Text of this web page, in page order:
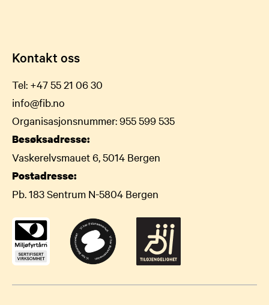
Kontakt oss
Tel: +47 55 21 06 30
info@fib.no
Organisasjonsnummer: 955 599 535
Besøksadresse:
Vaskerelvsmauet 6, 5014 Bergen
Postadresse:
Pb. 183 Sentrum N-5804 Bergen